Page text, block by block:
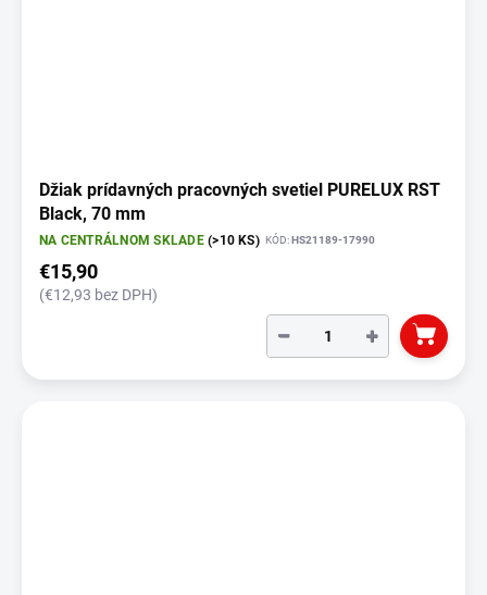
Džiak prídavných pracovných svetiel PURELUX RST
Black, 70 mm
NA CENTRÁLNOM SKLADE(>10 KS) KÓD:HS21189-17990
€15,90
(€12,93 bez DPH)
+
−